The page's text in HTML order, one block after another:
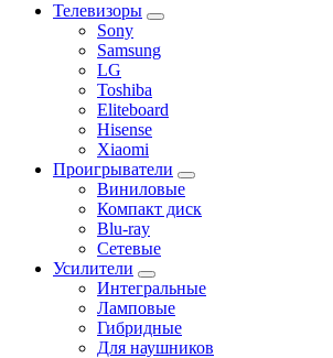
Телевизоры
Sony
Samsung
LG
Toshiba
Eliteboard
Hisense
Xiaomi
Проигрыватели
Виниловые
Компакт диск
Blu-ray
Сетевые
Усилители
Интегральные
Ламповые
Гибридные
Для наушников